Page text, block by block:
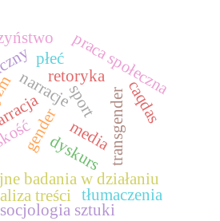
retoryka
narracje
media
badania w działaniu
praca społeczna
płeć
gender transgender
sport
dyskurs
caqdas
treści
socjologia sztuki
tłumaczenia